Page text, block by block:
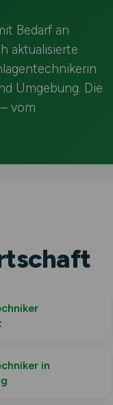
Bedarf an
aktualisierte
Umgebung. Die
vom
in